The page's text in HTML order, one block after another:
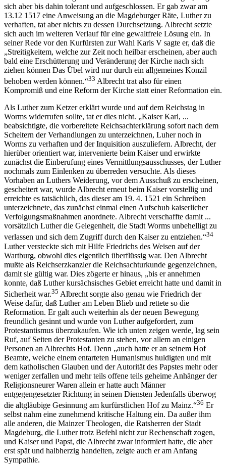
sich aber bis dahin tolerant und aufgeschlossen. Er gab zwar am
13.12 1517 eine Anweisung an die Magdeburger Räte, Luther zu
verhaften, tat aber nichts zu dessen Durchsetzung. Albrecht setzte
sich auch im weiteren Verlauf für eine gewaltfreie Lösung ein. In
seiner Rede vor den Kurfürsten zur Wahl Karls V sagte er, daß die
„Streitigkeitem, welche zur Zeit noch heilbar erscheinen, aber auch
bald eine Erschütterung und Veränderung der Kirche nach sich
ziehen können Das Übel wird nur durch ein allgemeines Konzil
behoben werden können.“33 Albrecht trat also für einen
Kompromiß und eine Reform der Kirche statt einer Reformation ein.
Als Luther zum Ketzer erklärt wurde und auf dem Reichstag in
Worms widerrufen sollte, tat er dies nicht. „Kaiser Karl, ...
beabsichtigte, die vorbereitete Reichsachterklärung sofort nach dem
Scheitern der Verhandlungen zu unterzeichnen, Luher noch in
Worms zu verhaften und der Inquisition auszuliefern. Albrecht, der
hierüber orientiert war, intervenierte beim Kaiser und erwirkte
zunächst die Einberufung eines Vermittlungsausschusses, der Luther
nochmals zum Einlenken zu überreden versuchte. Als dieses
Vorhaben an Luthers Weiderung, vor dem Ausschuß zu erscheinen,
gescheitert war, wurde Albrecht erneut beim Kaiser vorstellig und
erreichte es tatsächlich, das dieser am 19. 4. 1521 ein Schreiben
unterzeichnete, das zunächst einmal einen Aufschub kaiserlicher
Verfolgungsmaßnahmen anordnete. Albrecht verschaffte damit ...
vorsätzlich Luther die Gelegenheit, die Stadt Worms unbehelligt zu
verlassen und sich dem Zugriff durch den Kaiser zu entziehen.“34
Luther versteckte sich mit Hilfe Friedrichs des Weisen auf der
Wartburg, obwohl dies eigentlich überflüssig war. Den Albrecht
mußte als Reichserzkanzler die Reichsachturkunde gegenzeichnen,
damit sie gültig war. Dies zögerte er hinaus, „bis er annehmen
konnte, daß Luther kursächsisches Gebiet erreicht hatte und damit in
Sicherheit war.35 Albrecht sorgte also genau wie Friedrich der
Weise dafür, daß Luther am Leben Blieb und rettete so die
Reformation. Er galt auch weiterhin als der neuen Bewegung
freundlich gesinnt und wurde von Luther aufgefordert, zum
Protestantismus überzukaufen. Wie ich unten zeigen werde, lag sein
Ruf, auf Seiten der Protestanten zu stehen, vor allem an einigen
Personen an Albrechts Hof. Denn „auch hatte er an seinem Hof
Beamte, welche einem entarteten Humanismus huldigten und mit
dem katholischen Glauben und der Autorität des Papstes mehr oder
weniger zerfallen und mehr teils offene teils geheime Anhänger der
Religionsneurer Waren allein er hatte auch Männer
entgegengesetzter Richtung in seinen Diensten Jedenfalls überwog
die altgläubige Gesinnung am kurfürstlichen Hof zu Mainz.“36 Er
selbst nahm eine zunehmend kritische Haltung ein. Da außer ihm
alle anderen, die Mainzer Theologen, die Ratsherren der Stadt
Magdeburg, die Luther trotz Befehl nicht zur Rechenschaft zogen,
und Kaiser und Papst, die Albrecht zwar informiert hatte, die aber
erst spät und halbherzig handelten, zeigte auch er am Anfang
Sympathie.